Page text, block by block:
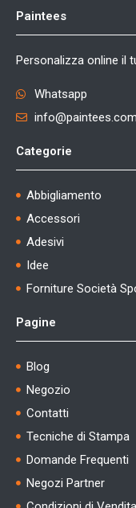
Paintees
Personalizza online il
Whatsapp
info@paintees.com
Categorie
Abbigliamento
Accessori
Adesivi
Idee
Forniture Società
Pagine
Blog
Negozio
Contatti
Tecniche di Stampa
Domande Frequenti
Negozi Partner